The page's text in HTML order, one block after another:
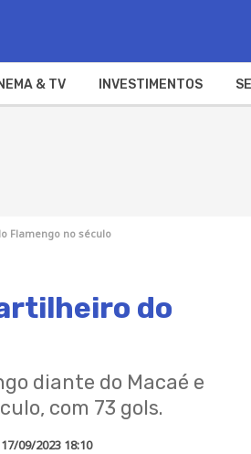
& TV INVESTIMENTOS
Flamengo no século
do
diante do Macaé e
com 73 gols.
17/09/2023 18:10